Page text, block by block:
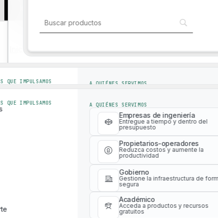
QUE IMPULSAMOS A QUIÉNES SERVIMOS
presupuesto
Propietarios-operadores
Reduzca costos y aumente la
productividad
Gobierno
Gestione la infraestructura de
segura
Académico
Acceda a productos y recursos
gratuitos
QUE IMPULSAMOS A QUIÉNES SERVIMOS
Empresas de ingeniería
Entregue a tiempo y dentro del
presupuesto
Propietarios-operadores
Reduzca costos y aumente la
productividad
Gobierno
Gestione la infraestructura de
segura
Académico
Acceda a productos y recursos
gratuitos
Inicio de Education Software Aprendizaje
Everything you need to plan,
Browse free resources by experience level and type to